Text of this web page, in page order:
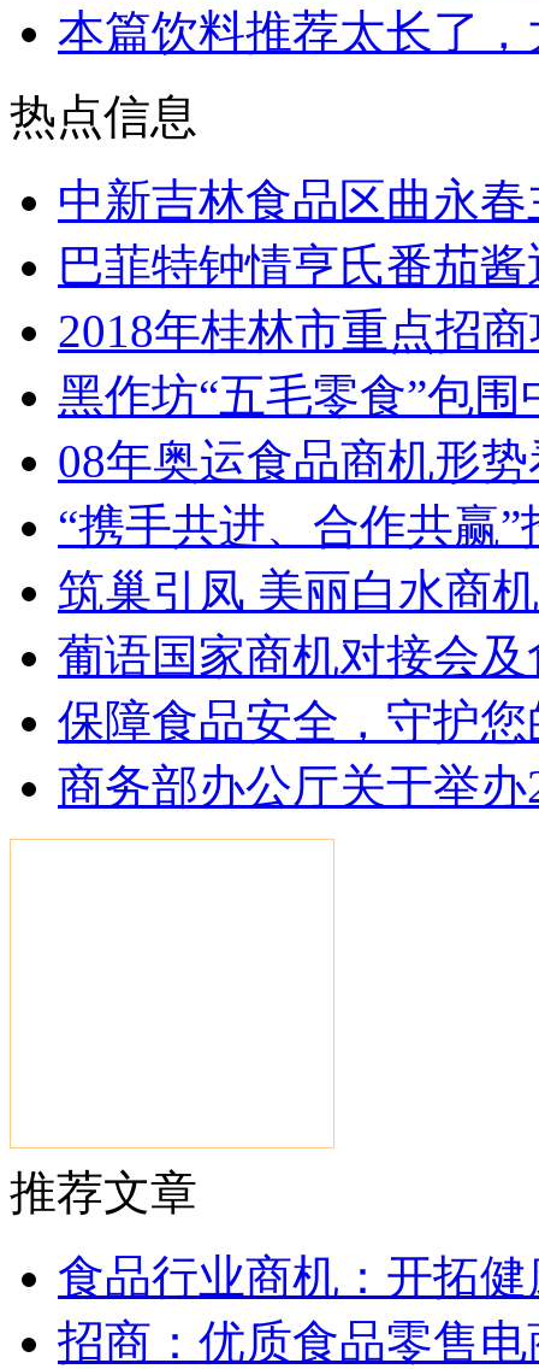
本篇饮料推荐太长了
热点信息
中新吉林食品区曲永
巴菲特钟情亨氏番茄
2018年桂林市重点招
黑作坊“五毛零食”包
08年奥运食品商机形
“携手共进、合作共赢
筑巢引凤 美丽白水商
葡语国家商机对接会
保障食品安全，守护
商务部办公厅关于举
推荐文章
食品行业商机：开拓
招商：优质食品零售